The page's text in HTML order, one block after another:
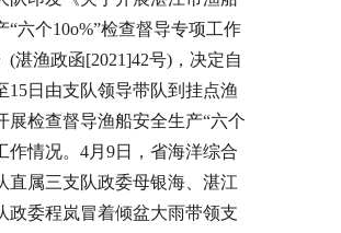
“六个10o%”检查督导专项工作
(湛渔政函[2021]42号)，决定自
15日由支队领导带队到挂点渔
展检查督导渔船安全生产“六个
作情况。4月9日，省海洋综合
直属三支队政委母银海、湛江
政委程岚冒着倾盆大雨带领支